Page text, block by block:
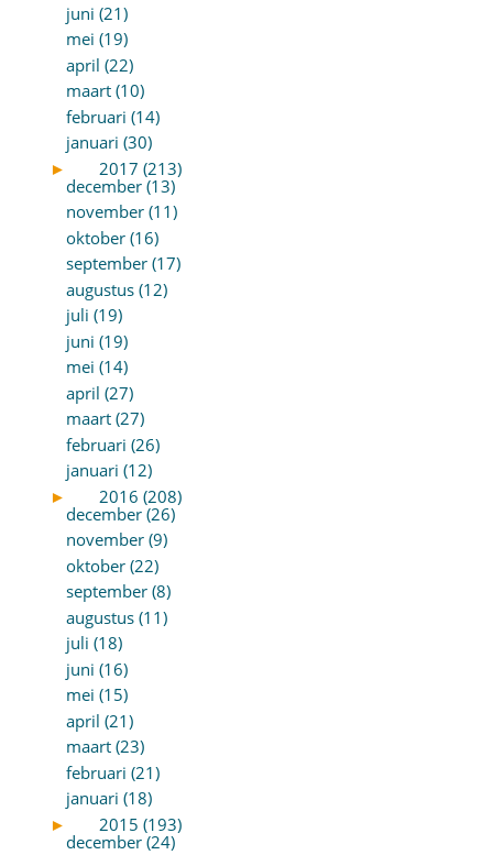
juni (21)
mei (19)
april (22)
maart (10)
februari (14)
januari (30)
►
2017 (213)
december (13)
november (11)
oktober (16)
september (17)
augustus (12)
juli (19)
juni (19)
mei (14)
april (27)
maart (27)
februari (26)
januari (12)
►
2016 (208)
december (26)
november (9)
oktober (22)
september (8)
augustus (11)
juli (18)
juni (16)
mei (15)
april (21)
maart (23)
februari (21)
januari (18)
►
2015 (193)
december (24)